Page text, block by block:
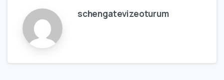
schengatevizeoturum